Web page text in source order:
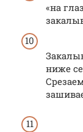
«на
ниже